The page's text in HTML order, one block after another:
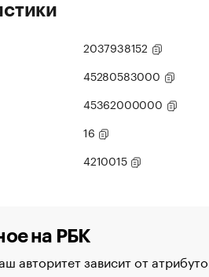
2037938152
45280583000
45362000000
16
4210015
на РБК
авторитет зависит от